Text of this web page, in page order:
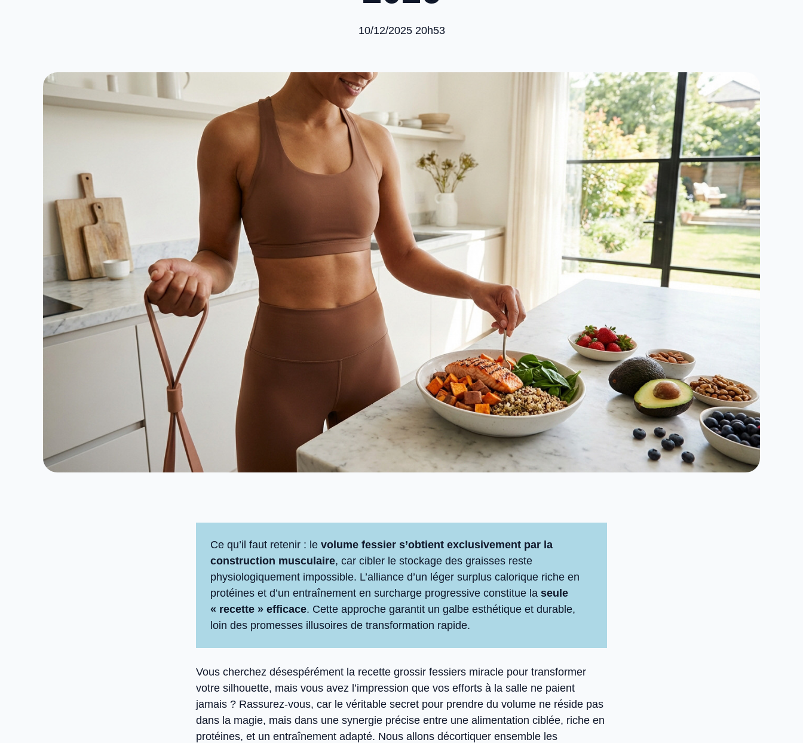
10/12/2025 20h53
Ce qu’il faut retenir : le volume fessier s’obtient exclusivement par la
construction musculaire, car cibler le stockage des graisses reste
physiologiquement impossible. L’alliance d’un léger surplus calorique riche en
protéines et d’un entraînement en surcharge progressive constitue la seule
« recette » efficace. Cette approche garantit un galbe esthétique et durable,
loin des promesses illusoires de transformation rapide.
Vous cherchez désespérément la recette grossir fessiers miracle pour transformer
votre silhouette, mais vous avez l’impression que vos efforts à la salle ne paient
jamais ? Rassurez-vous, car le véritable secret pour prendre du volume ne réside pas
dans la magie, mais dans une synergie précise entre une alimentation ciblée, riche en
protéines, et un entraînement adapté. Nous allons décortiquer ensemble les